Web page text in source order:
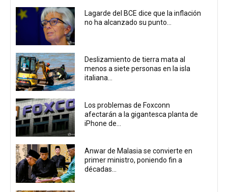
Lagarde del BCE dice que la inflación
no ha alcanzado su punto...
Deslizamiento de tierra mata al
menos a siete personas en la isla
italiana...
Los problemas de Foxconn
afectarán a la gigantesca planta de
iPhone de...
Anwar de Malasia se convierte en
primer ministro, poniendo fin a
décadas...